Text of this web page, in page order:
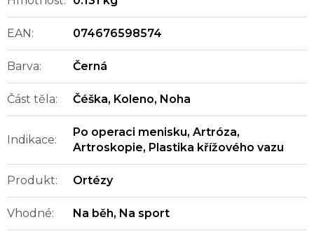
EAN: 074676598574
Barva: Černá
Část těla: Čéška, Koleno, Noha
Indikace:
Po operaci menisku, Artróza,
Artroskopie, Plastika křížového vazu
Produkt: Ortézy
Vhodné: Na běh, Na sport